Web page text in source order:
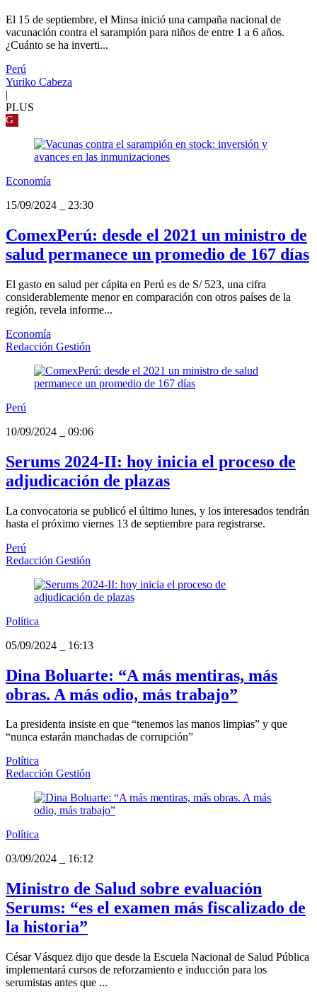
El 15 de septiembre, el Minsa inició una campaña nacional de
vacunación contra el sarampión para niños de entre 1 a 6 años.
¿Cuánto se ha inverti...
Perú
Yuriko Cabeza
|
PLUS
G
Economía
15/09/2024
23:30
ComexPerú: desde el 2021 un ministro de
salud permanece un promedio de 167 días
El gasto en salud per cápita en Perú es de S/ 523, una cifra
considerablemente menor en comparación con otros países de la
región, revela informe...
Economía
Redacción Gestión
Perú
10/09/2024
09:06
Serums 2024-II: hoy inicia el proceso de
adjudicación de plazas
La convocatoria se publicó el último lunes, y los interesados tendrán
hasta el próximo viernes 13 de septiembre para registrarse.
Perú
Redacción Gestión
Política
05/09/2024
16:13
Dina Boluarte: “A más mentiras, más
obras. A más odio, más trabajo”
La presidenta insiste en que “tenemos las manos limpias” y que
“nunca estarán manchadas de corrupción”
Política
Redacción Gestión
Política
03/09/2024
16:12
Ministro de Salud sobre evaluación
Serums: “es el examen más fiscalizado de
la historia”
César Vásquez dijo que desde la Escuela Nacional de Salud Pública
implementará cursos de reforzamiento e inducción para los
serumistas antes que ...